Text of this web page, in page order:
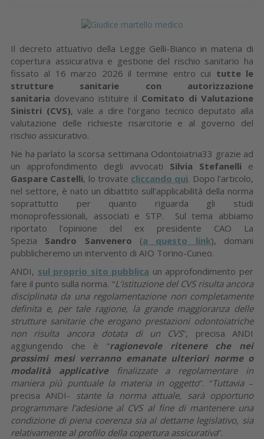
Il decreto attuativo della Legge Gelli-Bianco in materia di
copertura assicurativa e gestione del rischio sanitario ha
fissato al 16 marzo 2026 il termine entro cui tutte le
strutture sanitarie con autorizzazione
sanitaria dovevano istituire il Comitato di Valutazione
Sinistri (CVS), vale a dire l’organo tecnico deputato alla
valutazione delle richieste risarcitorie e al governo del
rischio assicurativo.
Ne ha parlato la scorsa settimana Odontoiatria33 grazie ad
un approfondimento degli avvocati Silvia Stefanelli e
Gaspare Castelli, lo trovate cliccando qui. Dopo l’articolo,
nel settore, è nato un dibattito sull’applicabilità della norma
soprattutto per quanto riguarda gli studi
monoprofessionali, associati e STP. Sul tema abbiamo
riportato l’opinione del ex presidente CAO La
Spezia Sandro Sanvenero (a questo link), domani
pubblicheremo un intervento di AIO Torino-Cuneo.
ANDI, sul proprio sito pubblica un approfondimento per
fare il punto sulla norma. “L’istituzione del CVS risulta ancora
disciplinata da una regolamentazione non completamente
definita e, per tale ragione, la grande maggioranza delle
strutture sanitarie che erogano prestazioni odontoiatriche
non risulta ancora dotata di un CVS”, precisa ANDI
aggiungendo che è “ragionevole ritenere che nei
prossimi mesi verranno emanate ulteriori norme o
modalità applicative
finalizzate a regolamentare in
maniera più puntuale la materia in oggetto”. “Tuttavia–
precisa ANDI-
stante la norma attuale, sarà opportuno
programmare l’adesione al CVS al fine di mantenere una
condizione di piena coerenza sia al dettame legislativo, sia
relativamente al profilo della copertura assicurativa”.